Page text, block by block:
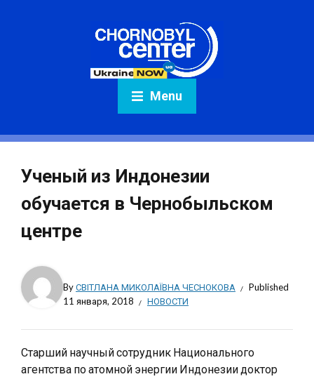
Menu
Ученый из Индонезии
обучается в Чернобыльском
центре
ByСВІТЛАНА МИКОЛАЇВНА ЧЕСНОКОВА
Published
11 января, 2018
НОВОСТИ
Старший научный сотрудник Национального
агентства по атомной энергии Индонезии доктор